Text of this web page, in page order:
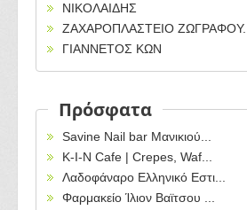
ΝΙΚΟΛΑΙΔΗΣ
ΖΑΧΑΡΟΠΛΑΣΤΕΙΟ ΖΩΓΡΑΦΟΥ...
ΓΙΑΝΝΕΤΟΣ ΚΩΝ
Πρόσφατα
Savine Nail bar Μανικιού...
Κ-Ι-Ν Cafe | Crepes, Waf...
Λαδοφάναρο Ελληνικό Εστι...
Φαρμακείο Ίλιον Βαϊτσου ...